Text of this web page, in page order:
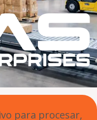
para procesar,